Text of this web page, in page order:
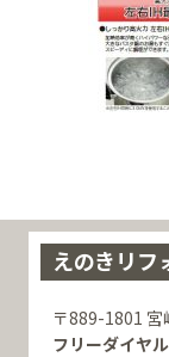
えのきリフ
〒889-1801
フリーダイヤル